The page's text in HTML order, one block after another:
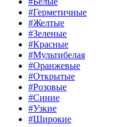
#Герметичные
#Желтые
#Зеленые
#Красные
#Мультибелая
#Оранжевые
#Открытые
#Розовые
#Синие
#Узкие
#Широкие